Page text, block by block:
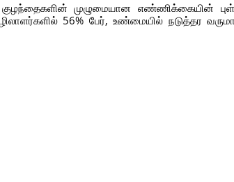
முழுமையான எண்ணிக்கையின்
56% பேர், உண்மையில் நடுத்தர